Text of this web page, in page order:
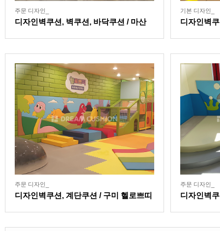
주문 디자인_
디자인벽쿠션, 벽쿠션, 바닥쿠션 / 마산
기본 디자인_
디자인벽
주문 디자인_
디자인벽쿠션, 계단쿠션 / 구미 헬로쁘띠
주문 디자인_
디자인벽